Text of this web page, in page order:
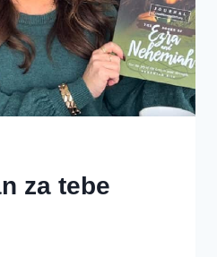
za tebe